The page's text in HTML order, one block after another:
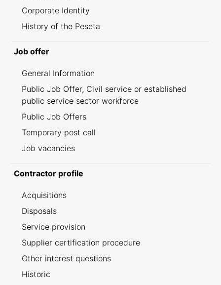
Corporate Identity
History of the Peseta
Job offer
General Information
Public Job Offer, Civil service or established
public service sector workforce
Public Job Offers
Temporary post call
Job vacancies
Contractor profile
Acquisitions
Disposals
Service provision
Supplier certification procedure
Other interest questions
Historic